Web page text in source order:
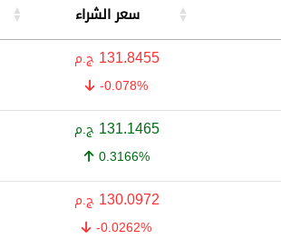
سعر الشراء
131.8455 ج.م
-0.078%
131.1465 ج.م
0.3166%
130.0972 ج.م
-0.0262%